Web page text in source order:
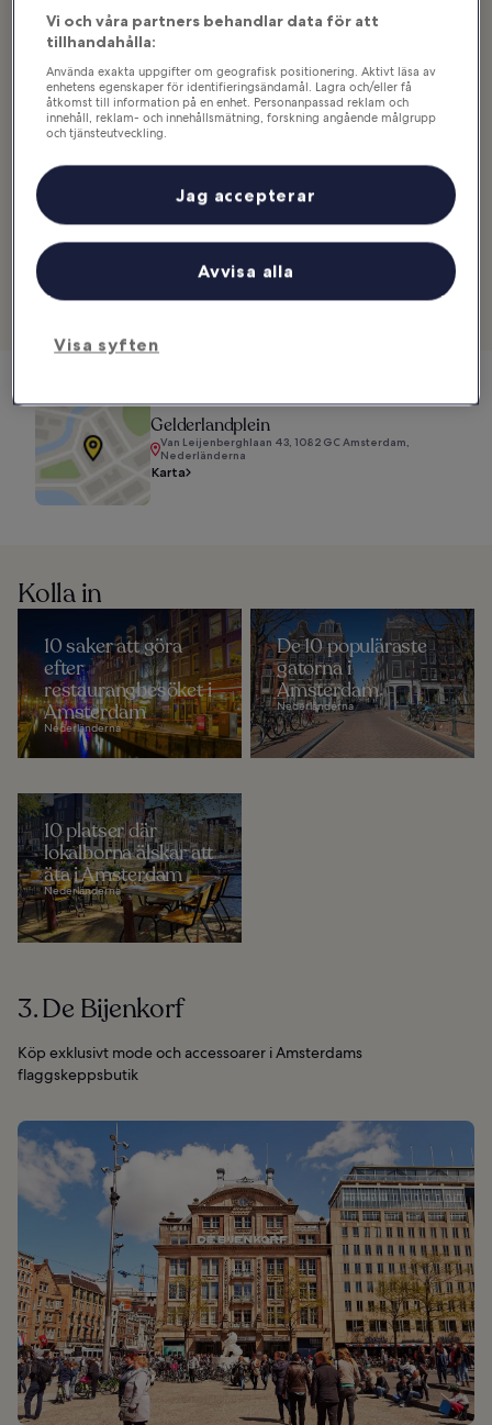
shoppingcentret och flera platser i Buitenveldert och Zuidas.
Gelderlandplein har dessutom nio restauranger och barer, så det
är inga problem att tillbringa hela dagen inomhus om det regnar
ute. Shoppingcentret ligger i Amsterdam-Zuid i södra Amsterdam
och omges av naturområdena Het Amsterdamse Bos, Gijsbrecht
Adress:
Van Leijenberghlaan 43, 1082 GC Amsterdam,
Nederländerna
Öppettider:
Måndag 12.00–18.00, tisdag–lördag 09.30–18.00,
söndag 12.00–17.00
Gelderlandplein
Van Leijenberghlaan 43, 1082 GC Amsterdam,
Nederländerna
Karta
Kolla in
10 saker att göra
efter
restaurangbesöket i
Amsterdam
Nederländerna
De 10 populäraste
gatorna i
Amsterdam
Nederländerna
10 platser där
lokalborna älskar att
äta i Amsterdam
Nederländerna
3. De Bijenkorf
Köp exklusivt mode och accessoarer i Amsterdams
flaggskeppsbutik
Vi och våra partners behandlar data för att
tillhandahålla:
Använda exakta uppgifter om geografisk positionering. Aktivt läsa av
enhetens egenskaper för identifieringsändamål. Lagra och/eller få
åtkomst till information på en enhet. Personanpassad reklam och
innehåll, reklam- och innehållsmätning, forskning angående målgrupp
och tjänsteutveckling.
Visa syften
Avvisa alla
Jag accepterar